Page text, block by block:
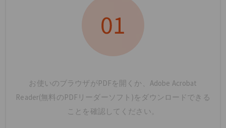
お使いのブラウザがPDFを開くか、Adobe Acrobat
Reader(無料のPDFリーダーソフト)をダウンロードできる
ことを確認してください。